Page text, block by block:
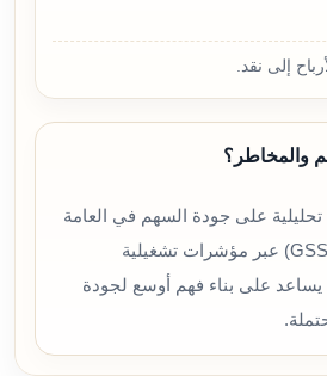
إلى نقد.
والمخاطر؟
تحليلية على جودة السهم في العامة
للصوامع والتخزين (GSSC) عبر مؤشرات تشغيلية
يساعد على بناء فهم أوسع لجودة